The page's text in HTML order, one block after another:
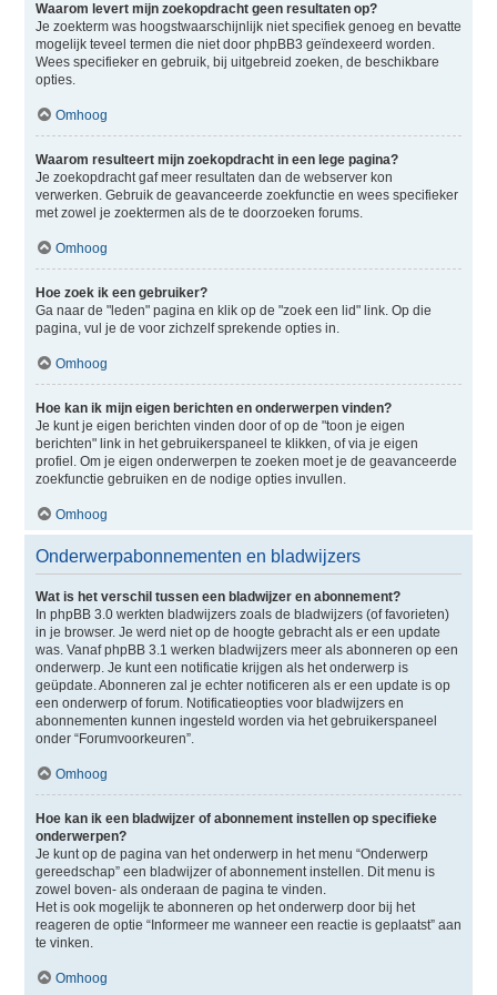
Waarom levert mijn zoekopdracht geen resultaten op?
Je zoekterm was hoogstwaarschijnlijk niet specifiek genoeg en bevatte
mogelijk teveel termen die niet door phpBB3 geïndexeerd worden.
Wees specifieker en gebruik, bij uitgebreid zoeken, de beschikbare
opties.
Omhoog
Waarom resulteert mijn zoekopdracht in een lege pagina?
Je zoekopdracht gaf meer resultaten dan de webserver kon
verwerken. Gebruik de geavanceerde zoekfunctie en wees specifieker
met zowel je zoektermen als de te doorzoeken forums.
Omhoog
Hoe zoek ik een gebruiker?
Ga naar de "leden" pagina en klik op de "zoek een lid" link. Op die
pagina, vul je de voor zichzelf sprekende opties in.
Omhoog
Hoe kan ik mijn eigen berichten en onderwerpen vinden?
Je kunt je eigen berichten vinden door of op de "toon je eigen
berichten" link in het gebruikerspaneel te klikken, of via je eigen
profiel. Om je eigen onderwerpen te zoeken moet je de geavanceerde
zoekfunctie gebruiken en de nodige opties invullen.
Omhoog
Onderwerpabonnementen en bladwijzers
Wat is het verschil tussen een bladwijzer en abonnement?
In phpBB 3.0 werkten bladwijzers zoals de bladwijzers (of favorieten)
in je browser. Je werd niet op de hoogte gebracht als er een update
was. Vanaf phpBB 3.1 werken bladwijzers meer als abonneren op een
onderwerp. Je kunt een notificatie krijgen als het onderwerp is
geüpdate. Abonneren zal je echter notificeren als er een update is op
een onderwerp of forum. Notificatieopties voor bladwijzers en
abonnementen kunnen ingesteld worden via het gebruikerspaneel
onder “Forumvoorkeuren”.
Omhoog
Hoe kan ik een bladwijzer of abonnement instellen op specifieke
onderwerpen?
Je kunt op de pagina van het onderwerp in het menu “Onderwerp
gereedschap” een bladwijzer of abonnement instellen. Dit menu is
zowel boven- als onderaan de pagina te vinden.
Het is ook mogelijk te abonneren op het onderwerp door bij het
reageren de optie “Informeer me wanneer een reactie is geplaatst” aan
te vinken.
Omhoog